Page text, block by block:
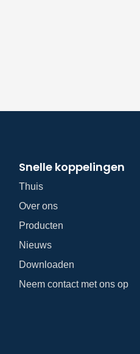
Snelle koppelingen
Thuis
Over ons
Producten
Nieuws
Downloaden
Neem contact met ons op